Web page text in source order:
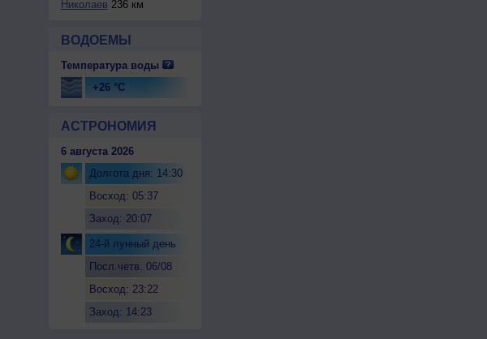
Николаев 236 км
ВОДОЕМЫ
Температура воды
+26 °C
АСТРОНОМИЯ
6 августа 2026
Долгота дня: 14:30
Восход: 05:37
Заход: 20:07
24-й лунный день
Посл.четв. 06/08
Восход: 23:22
Заход: 14:23